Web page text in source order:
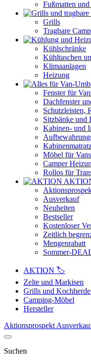
Fußmatten
Grills
Tragbare
Kühlschränke
Kühltaschen
Klimaanlagen
Heizung
Fenster für
Dachfenster
Schutzleisten,
Sitzbänke und
Kabinen- und
Möbel für Vans
Camper
Rollos für
Ausverkauf
Neuheiten
Bestseller
Kostenloser
Zeitlich
Mengenrabatt
Sommer-
AKTION 🏷️
Zelte und Markisen
Grills und Kochherde
Camping-Möbel
Hersteller
Aktionsprospekt
Suchen